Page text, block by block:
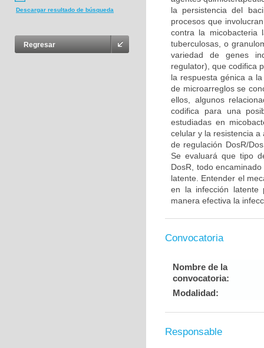
Descargar resultado de búsqueda
Regresar
la persistencia del
procesos que
contra la micobacteria
tuberculosas, o
variedad de genes
regulator), que codifica
la respuesta génica a
de microarreglos se
ellos, algunos
codifica para una
estudiadas en
celular y la resistencia
de regulación DosR/
Se evaluará que tipo
DosR, todo
latente. Entender el
en la infección latente
manera efectiva la
Convocatoria
Nombre de la
convocatoria:
Modalidad:
Responsable